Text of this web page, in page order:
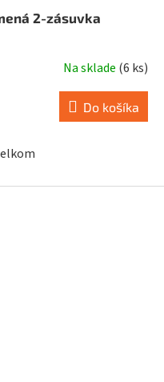
2-zásuvka
Na sklade (6 ks)
Do košíka